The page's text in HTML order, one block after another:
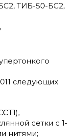
ТИБ-50-БС2,
следующих
сетки с 1-
нитями;